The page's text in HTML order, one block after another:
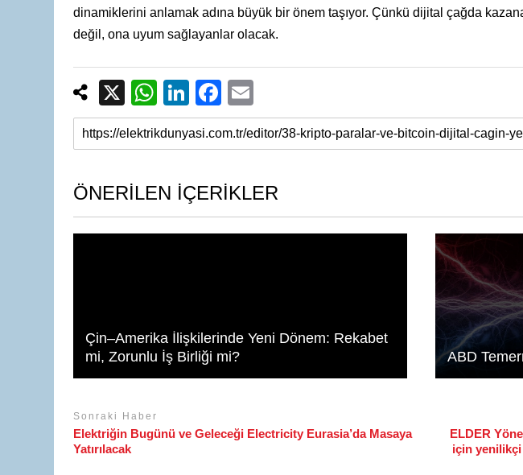
dinamiklerini anlamak adına büyük bir önem taşıyor. Çünkü dijital çağda
değil, ona uyum sağlayanlar olacak.
X
W
h
at
A
p
Li
n
k
dI
n
F
a
c
b
o
m
ail
ÖNERİLEN İÇERİKLER
Çin–Amerika İlişkilerinde Yeni Dönem: Rekabet
mi, Zorunlu İş Birliği mi?
ABD
Sonraki Haber
Elektriğin Bugünü ve Geleceği Electricity Eurasia’da Masaya
Yatırılacak
ELDER
için yenilikçi